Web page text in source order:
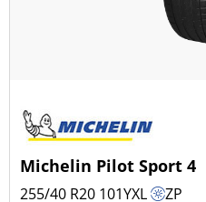
Michelin Pilot Sport 4
255/40 R20 101YXL ZP